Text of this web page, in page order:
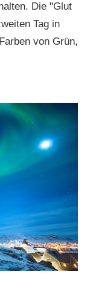
Die "Glut
Tag in
von Grün,